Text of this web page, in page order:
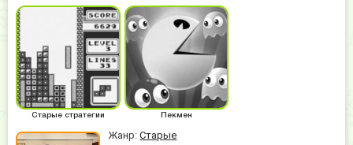
Жанр:Старые
Старые стратегии Пекмен